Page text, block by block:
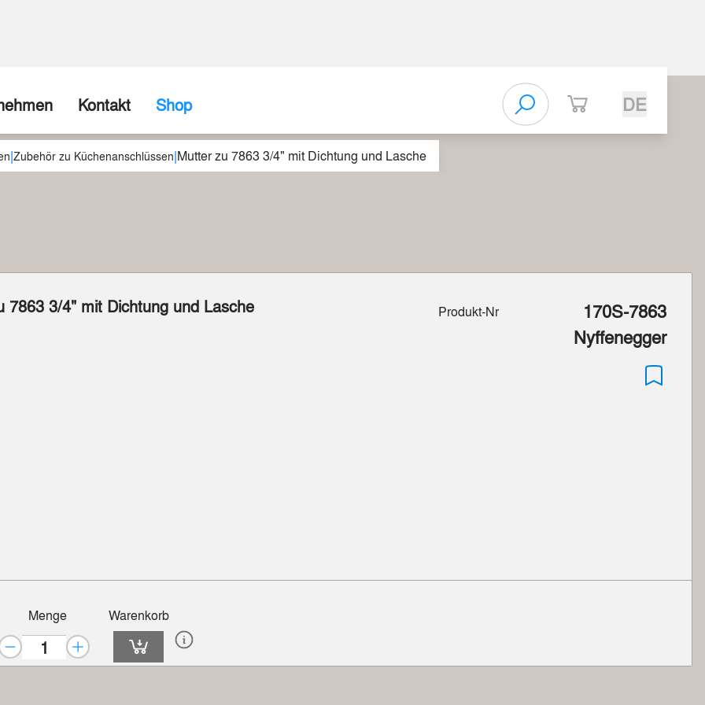
Beispiele aus unserer Werkstatt
Kontakt
Firma / Abholshop
Shop DE
|Zubehör zu Küchenanschlüssen|Mutter zu 7863 3/4" mit Dichtung und Lasche
7863 3/4" mit Dichtung und Lasche Produkt-Nr
170S-7863
Nyffenegger
Menge
Warenkorb